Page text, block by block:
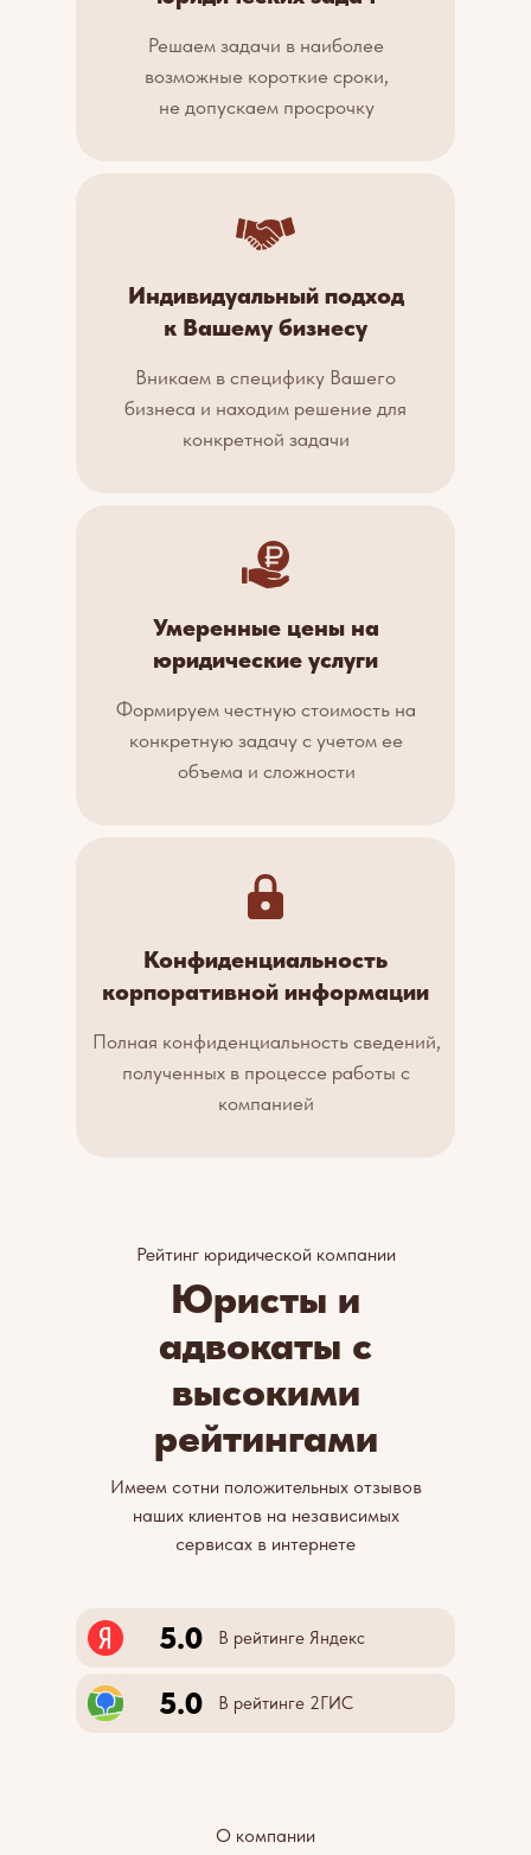
Решаем задачи в наиболее
возможные короткие сроки,
не допускаем просрочку
Индивидуальный подход
к Вашему бизнесу
Вникаем в специфику Вашего
бизнеса и находим решение для
конкретной задачи
Умеренные цены на
юридические услуги
Формируем честную стоимость на
конкретную задачу с учетом ее
объема и сложности
Конфиденциальность
корпоративной информации
Полная конфиденциальность сведений,
полученных в процессе работы с
компанией
Юристы и
адвокаты с
высокими
рейтингами
Рейтинг юридической компании
Имеем сотни положительных отзывов
наших клиентов на независимых
сервисах в интернете
5.0
5.0
В рейтинге 2ГИС
В рейтинге Яндекс
О компании